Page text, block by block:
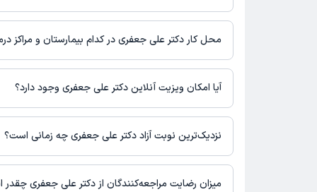
شماره تماس مطب دکتر علی جعفری در حال حاضر در این صفحه
محل کار دکتر علی جعفری در کدام بیمارستان و مراکز
اطلاعاتی درباره محل فعالیت دکتر علی جعفری در مراکز درمانی
آیا امکان ویزیت آنلاین دکتر علی جعفری وجود دارد؟
در حال حاضر اطلاعاتی درباره ارائه ویزیت آنلاین توسط دکتر علی
نیست. برای دریافت اطلاعات دقیق‌تر، لطفاً با مطب تماس بگیرید.
نزدیک‌ترین نوبت آزاد دکتر علی جعفری چه زمانی است؟
زمان نوبت‌دهی و پذیرش بیماران با هماهنگی مطب مشخص می‌شود.
میزان رضایت مراجعه‌کنندگان از دکتر علی جعفری